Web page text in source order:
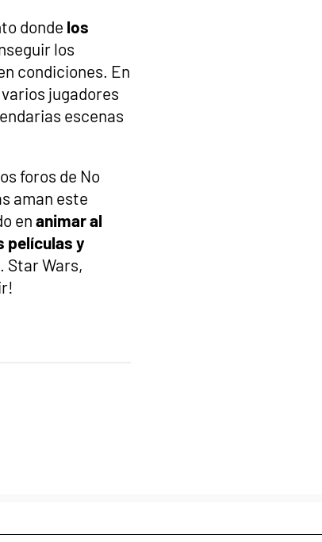
donde los
los
condiciones. En
jugadores
escenas
foros de No
aman este
en animar al
películas y
Star Wars,